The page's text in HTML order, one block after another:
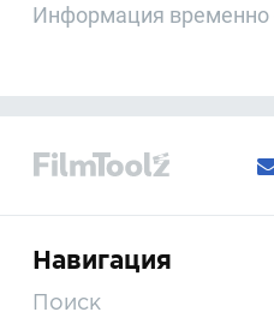
Информация временно
Навигация
Поиск